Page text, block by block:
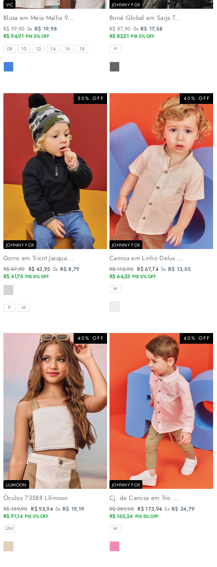
VIC
Blusa em Meia Malha 9...
R$ 99,90 5x R$ 19,98
R$ 94,91 PIX 5% OFF
TAMANHOS
08 10 12 14 16 18
COR
JOHNNY FOX
Boné Global em Sarja T...
R$ 87,90 5x R$ 17,58
R$ 83,51 PIX 5% OFF
TAMANHOS
P
COR
50% OFF
JOHNNY FOX
Gorro em Tricot Jacqua...
Preço
normal
R$ 87,90 Preço
promocional
R$ 43,95 5x R$ 8,79
R$ 41,75 PIX 5% OFF
COR
TAMANHOS
P M
40% OFF
JOHNNY FOX
Camisa em Linho Delux ...
Preço
normal
R$ 112,90 Preço
promocional
R$ 67,74 5x R$ 13,55
R$ 64,35 PIX 5% OFF
TAMANHOS
M
COR
40% OFF
LILIMOON
Óculos 73588 Lilimoon
Preço
normal
R$ 159,90 Preço
promocional
R$ 95,94 5x R$ 19,19
R$ 91,14 PIX 5% OFF
TAMANHOS
UNI
COR
40% OFF
JOHNNY FOX
Cj. de Camisa em Tric ...
Preço
normal
R$ 289,90 Preço
promocional
R$ 173,94 5xR$ 34,79
R$ 165,24 PIX 5% OFF
TAMANHOS
M
COR